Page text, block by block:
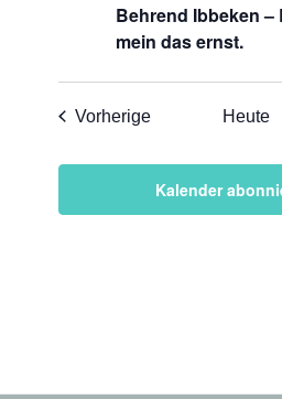
Behrend Ibbeken –
mein das ernst.
VorherigeVeranstaltungen
Heute
Kalender